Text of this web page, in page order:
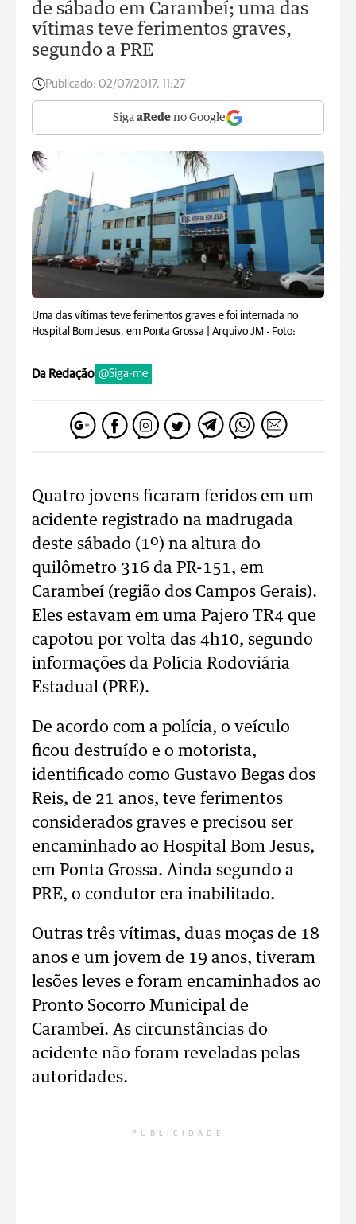
de sábado em Carambeí; uma das
vítimas teve ferimentos graves,
segundo a PRE
Publicado: 02/07/2017, 11:27
Siga aRede no Google
Uma das vítimas teve ferimentos graves e foi internada no
Hospital Bom Jesus, em Ponta Grossa | Arquivo JM - Foto:
Da Redação @Siga-me
Quatro jovens ficaram feridos em um
acidente registrado na madrugada
deste sábado (1º) na altura do
quilômetro 316 da PR-151, em
Carambeí (região dos Campos Gerais).
Eles estavam em uma Pajero TR4 que
capotou por volta das 4h10, segundo
informações da Polícia Rodoviária
Estadual (PRE).
De acordo com a polícia, o veículo
ficou destruído e o motorista,
identificado como Gustavo Begas dos
Reis, de 21 anos, teve ferimentos
considerados graves e precisou ser
encaminhado ao Hospital Bom Jesus,
em Ponta Grossa. Ainda segundo a
PRE, o condutor era inabilitado.
Outras três vítimas, duas moças de 18
anos e um jovem de 19 anos, tiveram
lesões leves e foram encaminhados ao
Pronto Socorro Municipal de
Carambeí. As circunstâncias do
acidente não foram reveladas pelas
autoridades.
PUBLICIDADE